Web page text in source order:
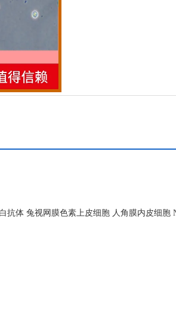
抗体 兔视网膜色素上皮细胞 人角膜内皮细胞